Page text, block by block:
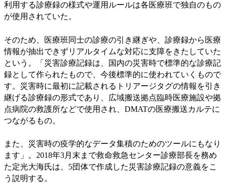
利用する診療録の様式や運用ルールは各医療班で独自のもの
が使用されていた。
そのため、医療班同士の診療の引き継ぎや、診療録から医療
情報が抽出できずリアルタイムな対応に支障をきたしていた
という。「災害診療記録は、国内の災害時で標準的な診療記
録として作られたもので、今後標準的に使われていくもので
す。災害時に最初に記載されるトリアージタグの情報を引き
継げる診療録の形式であり、広域搬送拠点臨時医療施設や拠
点病院の救護所などで使用され、DMATの医療搬送カルテに
つながるもの。
また、災害時の疫学的なデータ集積のためのツールにもなり
ます」。2018年3月末まで救命救急センター診療部長を務め
た定光大海氏は、5団体で作成した災害診療記録の意義をこ
う説明する。